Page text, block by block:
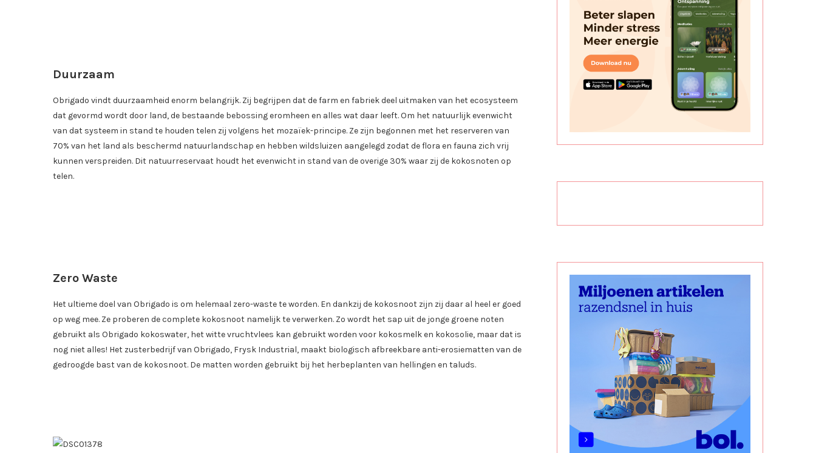
Duurzaam
Obrigado vindt duurzaamheid enorm belangrijk. Zij begrijpen dat de farm en fabriek deel uitmaken van het ecosysteem
dat gevormd wordt door land, de bestaande bebossing eromheen en alles wat daar leeft. Om het natuurlijk evenwicht
van dat systeem in stand te houden telen zij volgens het mozaïek-principe. Ze zijn begonnen met het reserveren van
70% van het land als beschermd natuurlandschap en hebben wildsluizen aangelegd zodat de flora en fauna zich vrij
kunnen verspreiden. Dit natuurreservaat houdt het evenwicht in stand van de overige 30% waar zij de kokosnoten op
telen.
Zero Waste
Het ultieme doel van Obrigado is om helemaal zero-waste te worden. En dankzij de kokosnoot zijn zij daar al heel er goed
op weg mee. Ze proberen de complete kokosnoot namelijk te verwerken. Zo wordt het sap uit de jonge groene noten
gebruikt als Obrigado kokoswater, het witte vruchtvlees kan gebruikt worden voor kokosmelk en kokosolie, maar dat is
nog niet alles! Het zusterbedrijf van Obrigado, Frysk Industrial, maakt biologisch afbreekbare anti-erosiematten van de
gedroogde bast van de kokosnoot. De matten worden gebruikt bij het herbeplanten van hellingen en taluds.